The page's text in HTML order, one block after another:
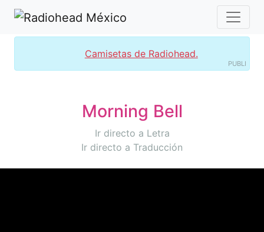
Camisetas de Radiohead.
PUBLI
Morning Bell
Ir directo a Letra
Ir directo a Traducción